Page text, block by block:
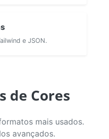
e JSON.
de Cores
mais usados.
avançados.